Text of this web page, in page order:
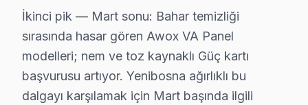
Bahçelievler arıza türüne göre müdahale bedelleri
• LED backlight tamiri: ₺500 – ₺2.000
• Yazılım güncelleme ve hata giderme: ₺200 – ₺500
• T-Con kartı değişimi: ₺350 – ₺900
• Panel (ekran) değişimi: ₺1.500 – ₺8.000 (boyut ve
İkinci pik — Mart sonu: Bahar temizliği
sırasında hasar gören Awox VA Panel
modelleri; nem ve toz kaynaklı Güç kartı
başvurusu artıyor. Yenibosna ağırlıklı bu
dalgayı karşılamak için Mart başında ilgili